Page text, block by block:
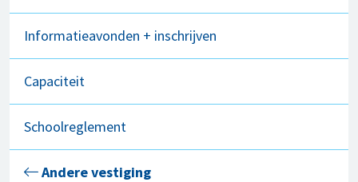
Informatieavonden + inschrijven
Capaciteit
Schoolreglement
Andere vestiging